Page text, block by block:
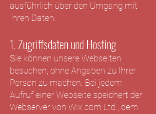
ausführlich über den Umgang mit
Ihren Daten.
1. Zugriffsdaten und Hosting
Sie können unsere Webseiten
besuchen, ohne Angaben zu Ihrer
Person zu machen. Bei jedem
Aufruf einer Webseite speichert der
Webserver von Wix.com Ltd., dem